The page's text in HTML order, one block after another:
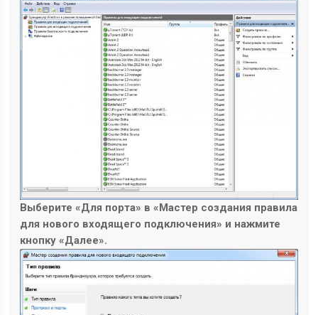
Выберите «Для порта» в «Мастер создания правила
для нового входящего подключения» и нажмите
кнопку «Далее».